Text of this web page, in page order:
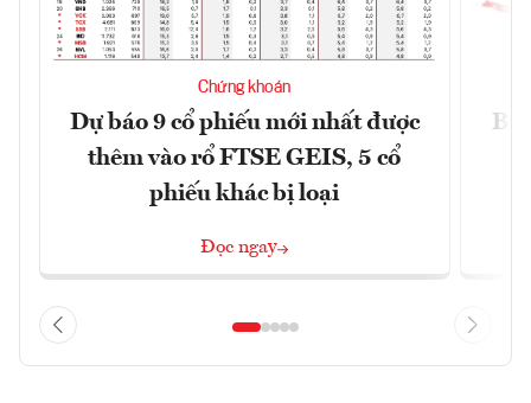
Chứng khoán
Dự báo 9 cổ phiếu mới nhất được
thêm vào rổ FTSE GEIS, 5 cổ
phiếu khác bị loại
Đọc ngay